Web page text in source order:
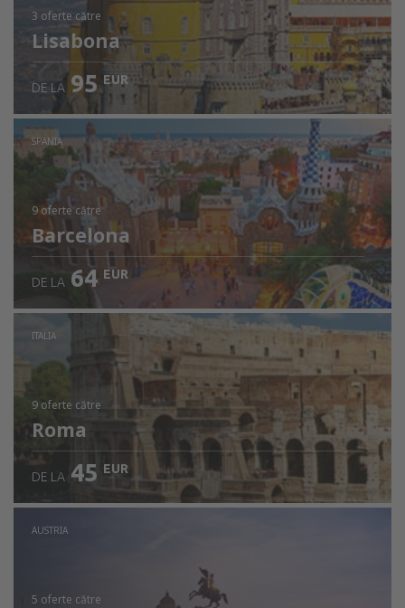
3 oferte către
Lisabona
DE LA 95 EUR
SPANIA
9 oferte către
Barcelona
DE LA 64 EUR
ITALIA
9 oferte către
Roma
DE LA 45 EUR
AUSTRIA
5 oferte către